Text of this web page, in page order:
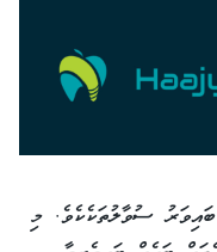
ސުވާލުތަކެކެވެ. މި